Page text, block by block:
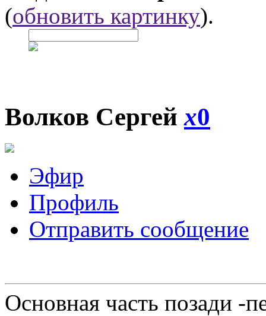
(обновить картинку).
Волков Сергейx0
Эфир
Профиль
Отправить сообщение
Основная часть позади -